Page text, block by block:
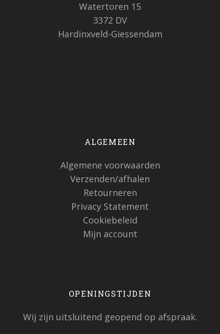
Watertoren 15
3372 DV
Hardinxveld-Giessendam
ALGEMEEN
Algemene voorwaarden
Verzenden/afhalen
Retourneren
Privacy Statement
Cookiebeleid
Mijn account
OPENINGSTIJDEN
Wij zijn uitsluitend geopend op afspraak.